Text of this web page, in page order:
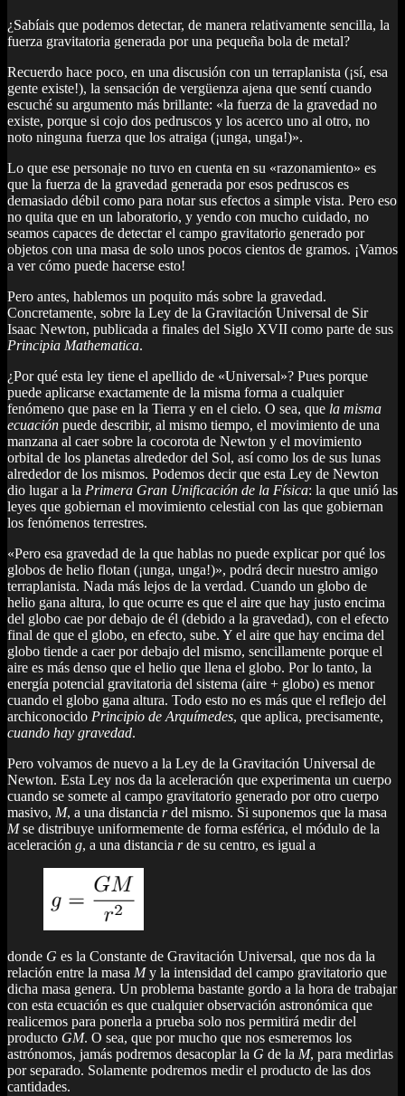
¿Sabíais que podemos detectar, de manera relativamente sencilla, la
fuerza gravitatoria generada por una pequeña bola de metal?
Recuerdo hace poco, en una discusión con un terraplanista (¡sí, esa
gente existe!), la sensación de vergüenza ajena que sentí cuando
escuché su argumento más brillante: «la fuerza de la gravedad no
existe, porque si cojo dos pedruscos y los acerco uno al otro, no
noto ninguna fuerza que los atraiga (¡unga, unga!)».
Lo que ese personaje no tuvo en cuenta en su «razonamiento» es
que la fuerza de la gravedad generada por esos pedruscos es
demasiado débil como para notar sus efectos a simple vista. Pero eso
no quita que en un laboratorio, y yendo con mucho cuidado, no
seamos capaces de detectar el campo gravitatorio generado por
objetos con una masa de solo unos pocos cientos de gramos. ¡Vamos
a ver cómo puede hacerse esto!
Pero antes, hablemos un poquito más sobre la gravedad.
Concretamente, sobre la Ley de la Gravitación Universal de Sir
Isaac Newton, publicada a finales del Siglo XVII como parte de sus
Principia Mathematica.
¿Por qué esta ley tiene el apellido de «Universal»? Pues porque
puede aplicarse exactamente de la misma forma a cualquier
fenómeno que pase en la Tierra y en el cielo. O sea, que la misma
ecuación puede describir, al mismo tiempo, el movimiento de una
manzana al caer sobre la cocorota de Newton y el movimiento
orbital de los planetas alrededor del Sol, así como los de sus lunas
alrededor de los mismos. Podemos decir que esta Ley de Newton
dio lugar a la Primera Gran Unificación de la Física: la que unió las
leyes que gobiernan el movimiento celestial con las que gobiernan
los fenómenos terrestres.
«Pero esa gravedad de la que hablas no puede explicar por qué los
globos de helio flotan (¡unga, unga!)», podrá decir nuestro amigo
terraplanista. Nada más lejos de la verdad. Cuando un globo de
helio gana altura, lo que ocurre es que el aire que hay justo encima
del globo cae por debajo de él (debido a la gravedad), con el efecto
final de que el globo, en efecto, sube. Y el aire que hay encima del
globo tiende a caer por debajo del mismo, sencillamente porque el
aire es más denso que el helio que llena el globo. Por lo tanto, la
energía potencial gravitatoria del sistema (aire + globo) es menor
cuando el globo gana altura. Todo esto no es más que el reflejo del
archiconocido Principio de Arquímedes, que aplica, precisamente,
cuando hay gravedad.
Pero volvamos de nuevo a la Ley de la Gravitación Universal de
Newton. Esta Ley nos da la aceleración que experimenta un cuerpo
cuando se somete al campo gravitatorio generado por otro cuerpo
masivo, M, a una distancia rdel mismo. Si suponemos que la masa
Mse distribuye uniformemente de forma esférica, el módulo de la
aceleración g, a una distancia rde su centro, es igual a
donde G es la Constante de Gravitación Universal, que nos da la
relación entre la masa My la intensidad del campo gravitatorio que
dicha masa genera. Un problema bastante gordo a la hora de trabajar
con esta ecuación es que cualquier observación astronómica que
realicemos para ponerla a prueba solo nos permitirá medir del
producto GM. O sea, que por mucho que nos esmeremos los
astrónomos, jamás podremos desacoplar la G de la M, para medirlas
por separado. Solamente podremos medir el producto de las dos
cantidades.